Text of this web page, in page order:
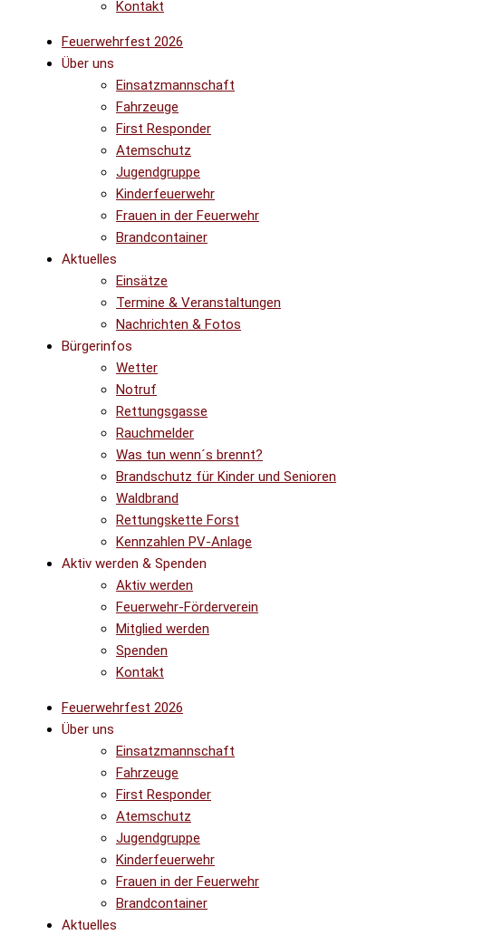
Kontakt
Feuerwehrfest 2026
Über uns
Einsatzmannschaft
Fahrzeuge
First Responder
Atemschutz
Jugendgruppe
Kinderfeuerwehr
Frauen in der Feuerwehr
Brandcontainer
Aktuelles
Einsätze
Termine & Veranstaltungen
Nachrichten & Fotos
Bürgerinfos
Wetter
Notruf
Rettungsgasse
Rauchmelder
Was tun wenn´s brennt?
Brandschutz für Kinder und Senioren
Waldbrand
Rettungskette Forst
Kennzahlen PV-Anlage
Aktiv werden & Spenden
Aktiv werden
Feuerwehr-Förderverein
Mitglied werden
Spenden
Kontakt
Feuerwehrfest 2026
Über uns
Einsatzmannschaft
Fahrzeuge
First Responder
Atemschutz
Jugendgruppe
Kinderfeuerwehr
Frauen in der Feuerwehr
Brandcontainer
Aktuelles